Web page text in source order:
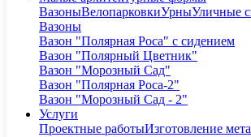
ВазоныВелопарковкиУрныУличные
Вазоны
Вазон "Полярная Роса" с сидением
Вазон "Полярный Цветник"
Вазон "Морозный Сад"
Вазон "Полярная Роса-2"
Вазон "Морозный Сад - 2"
Услуги
Проектные работыИзготовление